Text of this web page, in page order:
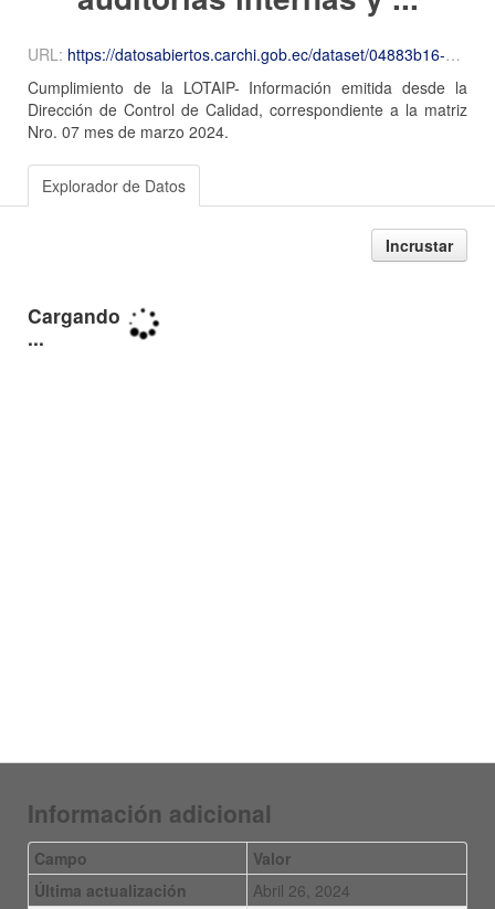
URL: https://datosabiertos.carchi.gob.ec/dataset/04883b16-9c54-45a0-b66c-5fca3cd408e6/resource/b260b4e9-7c13-4923-a9d3-af39b7602ee3/download/7-resultados-de-las-auditorias-internas-y-gubernamentales---copia---copia.xlsx
Cumplimiento de la LOTAIP- Información emitida desde la
Dirección de Control de Calidad, correspondiente a la matriz
Nro. 07 mes de marzo 2024.
Explorador de Datos
Incrustar
Información adicional
Campo
Valor
Última actualización
Abril 26, 2024